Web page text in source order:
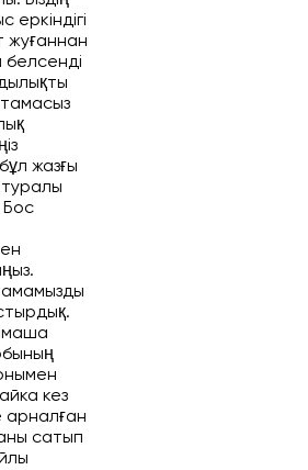
жуғаннан
белсенді
жазғы
туралы
Бос
кез
арналған
сатып